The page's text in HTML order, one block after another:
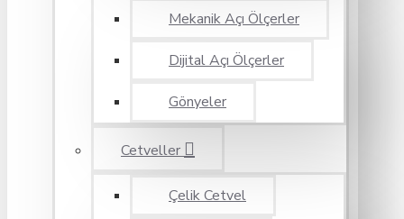
Mekanik Açı Ölçerler
Dijital Açı Ölçerler
Gönyeler
Cetveller
Çelik Cetvel